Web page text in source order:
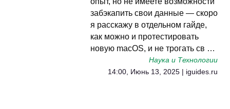
забэкапить свои данные — скоро
я расскажу в отдельном гайде,
как можно и протестировать
новую macOS, и не трогать св …
Наука и Технологии
14:00, Июнь 13, 2025 | iguides.ru